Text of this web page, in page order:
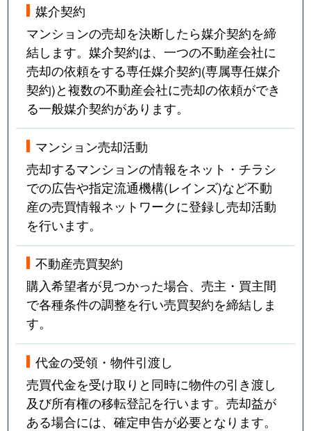
媒介契約
マンションの売却を決断したら媒介契約を締
結します。媒介契約は、一つの不動産会社に
売却の依頼をする専任媒介契約(専属専任媒介
契約)と複数の不動産会社に売却の依頼ができ
る一般媒介契約があります。
マンション売却活動
売却するマンションの情報をネット・チラシ
での広告や指定流通機構(レインズ)など不動
産の売買情報ネットワークに登録し売却活動
を行います。
不動産売買契約
購入希望者が見つかった場合、売主・買主間
で各種条件の調整を行い売買契約を締結しま
す。
代金の受領・物件引渡し
売買代金を受け取りと同時に物件の引き渡し
及び所有権の移転登記を行います。売却益が
ある場合には、確定申告が必要となります。